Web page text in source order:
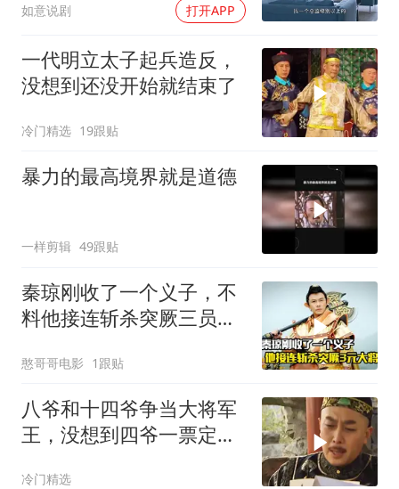
如意说剧 打开APP
一代明立太子起兵造反，
没想到还没开始就结束了
冷门精选 19跟贴
暴力的最高境界就是道德
一样剪辑 49跟贴
秦琼刚收了一个义子，不
料他接连斩杀突厥三员大
憨哥哥电影 1跟贴
八爷和十四爷争当大将军
王，没想到四爷一票定乾
冷门精选